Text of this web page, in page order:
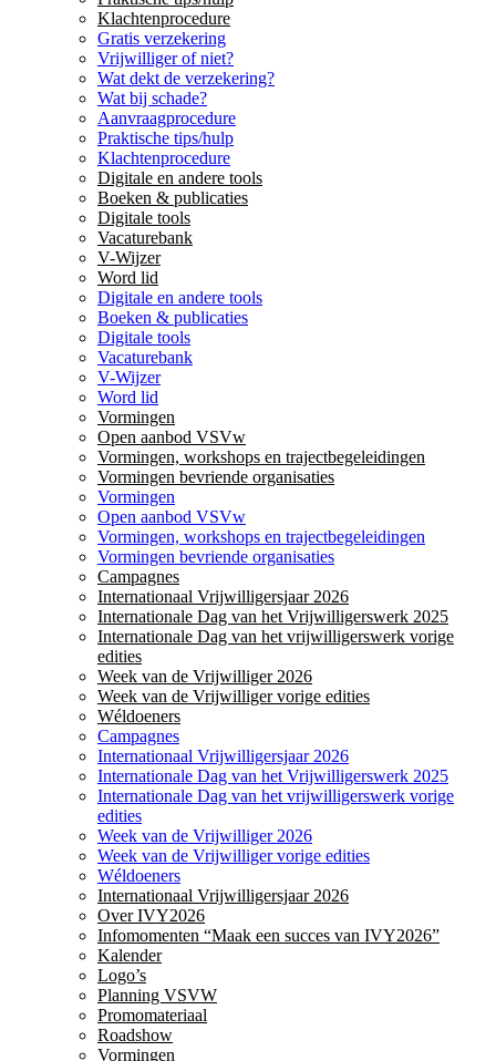
Klachtenprocedure
Gratis verzekering
Vrijwilliger of niet?
Wat dekt de verzekering?
Wat bij schade?
Aanvraagprocedure
Praktische tips/hulp
Klachtenprocedure
Digitale en andere tools
Boeken & publicaties
Digitale tools
Vacaturebank
V-Wijzer
Word lid
Digitale en andere tools
Boeken & publicaties
Digitale tools
Vacaturebank
V-Wijzer
Word lid
Vormingen
Open aanbod VSVw
Vormingen, workshops en trajectbegeleidingen
Vormingen bevriende organisaties
Vormingen
Open aanbod VSVw
Vormingen, workshops en trajectbegeleidingen
Vormingen bevriende organisaties
Campagnes
Internationaal Vrijwilligersjaar 2026
Internationale Dag van het Vrijwilligerswerk 2025
Internationale Dag van het vrijwilligerswerk vorige
edities
Week van de Vrijwilliger 2026
Week van de Vrijwilliger vorige edities
Wéldoeners
Campagnes
Internationaal Vrijwilligersjaar 2026
Internationale Dag van het Vrijwilligerswerk 2025
Internationale Dag van het vrijwilligerswerk vorige
edities
Week van de Vrijwilliger 2026
Week van de Vrijwilliger vorige edities
Wéldoeners
Internationaal Vrijwilligersjaar 2026
Over IVY2026
Infomomenten “Maak een succes van IVY2026”
Kalender
Logo’s
Planning VSVW
Promomateriaal
Roadshow
Vormingen